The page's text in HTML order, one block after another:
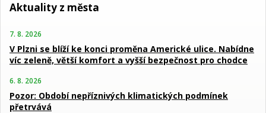
Aktuality z města
7. 8. 2026
V Plzni se blíží ke konci proměna Americké ulice. Nabídne
víc zeleně, větší komfort a vyšší bezpečnost pro chodce
6. 8. 2026
Pozor: Období nepříznivých klimatických podmínek
přetrvává